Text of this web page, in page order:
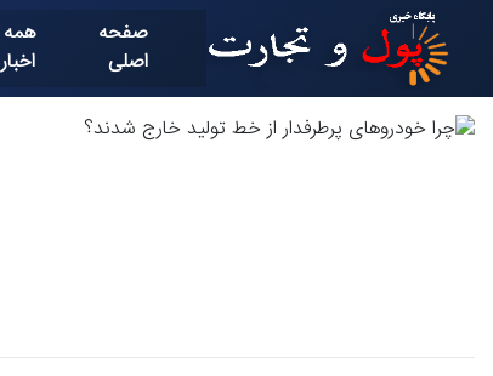
صفحه
اصلی
همه
اخبار